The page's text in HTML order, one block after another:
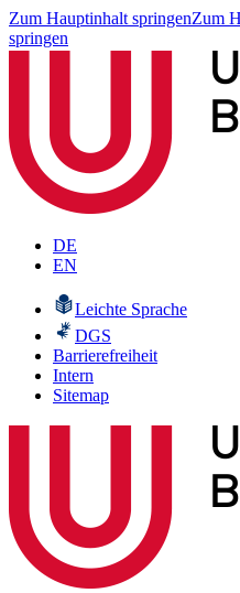
Zum Hauptinhalt springenZum
springen
DE
EN
Leichte Sprache
DGS
Barrierefreiheit
Intern
Sitemap